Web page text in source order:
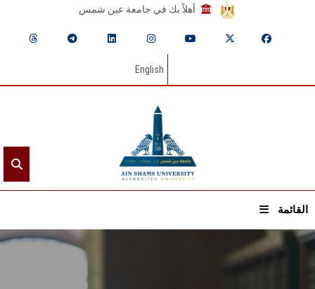
أهلاً بك في جامعة عين شمس
English
القائمة